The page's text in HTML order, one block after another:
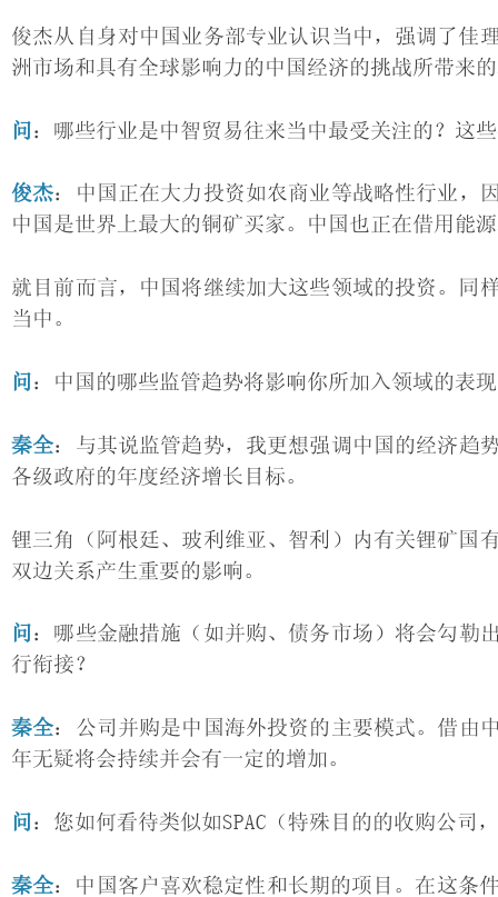
俊杰从自身对中国业务部专业认识当中，强调了佳
洲市场和具有全球影响力的中国经济的挑战所带来
问：哪些行业是中智贸易往来当中最受关注的？这
俊杰：中国正在大力投资如农商业等战略性行业，
中国是世界上最大的铜矿买家。中国也正在借用能
就目前而言，中国将继续加大这些领域的投资。同
当中。
问：中国的哪些监管趋势将影响你所加入领域的表
秦全：与其说监管趋势，我更想强调中国的经济趋
各级政府的年度经济增长目标。
锂三角（阿根廷、玻利维亚、智利）内有关锂矿国
双边关系产生重要的影响。
问：哪些金融措施（如并购、债务市场）将会勾勒
行衔接？
秦全：公司并购是中国海外投资的主要模式。借由
年无疑将会持续并会有一定的增加。
问：您如何看待类似如SPAC（特殊目的的收购公
秦全：中国客户喜欢稳定性和长期的项目。在这条